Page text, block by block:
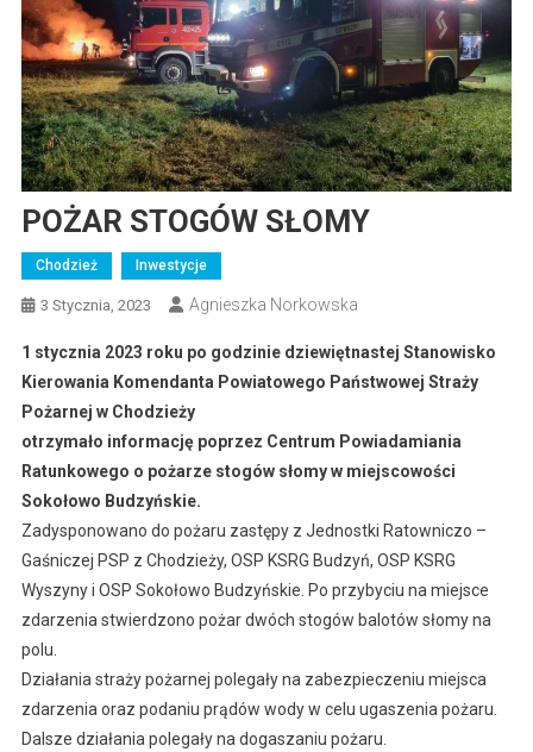
POŻAR STOGÓW SŁOMY
Chodzież Inwestycje
3 Stycznia, 2023 Agnieszka Norkowska
1 stycznia 2023 roku po godzinie dziewiętnastej Stanowisko
Kierowania Komendanta Powiatowego Państwowej Straży
Pożarnej w Chodzieży
otrzymało informację poprzez Centrum Powiadamiania
Ratunkowego o pożarze stogów słomy w miejscowości
Sokołowo Budzyńskie.
Zadysponowano do pożaru zastępy z Jednostki Ratowniczo –
Gaśniczej PSP z Chodzieży, OSP KSRG Budzyń, OSP KSRG
Wyszyny i OSP Sokołowo Budzyńskie. Po przybyciu na miejsce
zdarzenia stwierdzono pożar dwóch stogów balotów słomy na
polu.
Działania straży pożarnej polegały na zabezpieczeniu miejsca
zdarzenia oraz podaniu prądów wody w celu ugaszenia pożaru.
Dalsze działania polegały na dogaszaniu pożaru.